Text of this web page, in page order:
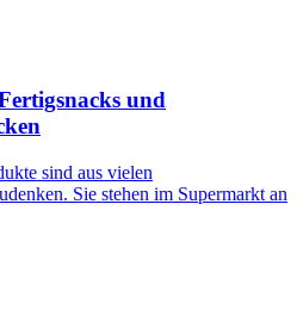
und
sind aus vielen
Sie stehen im Supermarkt an